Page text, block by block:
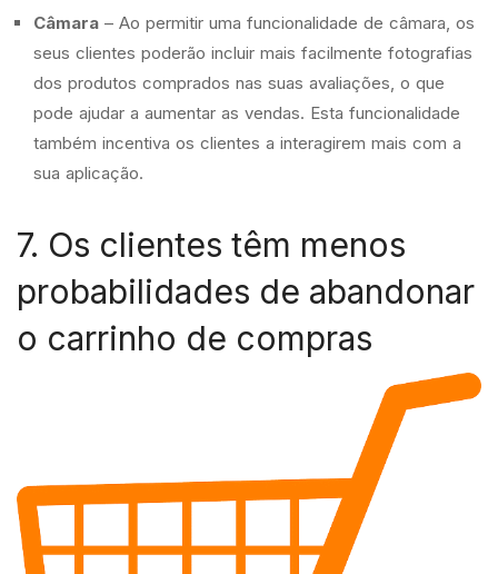
Câmara – Ao permitir uma funcionalidade de câmara, os
seus clientes poderão incluir mais facilmente fotografias
dos produtos comprados nas suas avaliações, o que
pode ajudar a aumentar as vendas. Esta funcionalidade
também incentiva os clientes a interagirem mais com a
sua aplicação.
7. Os clientes têm menos
probabilidades de abandonar
o carrinho de compras